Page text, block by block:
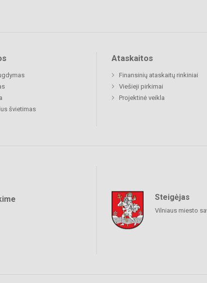
švietimas
Ataskaitos
Finansinių ataskaitų rinkiniai
Viešieji pirkimai
Projektinė veikla
Steigėjas
Vilniaus miesto